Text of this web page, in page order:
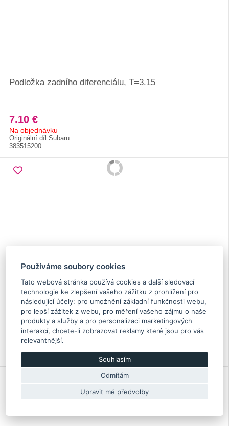
Používáme soubory cookies
Tato webová stránka používá cookies a další sledovací
technologie ke zlepšení vašeho zážitku z prohlížení pro
následující účely: pro umožnění základní funkčnosti webu,
pro lepší zážitek z webu, pro měření vašeho zájmu o naše
produkty a služby a pro personalizaci marketingových
interakcí,chcete-li zobrazovat reklamy které jsou pro vás
relevantnější.
Souhlasím
Odmítám
Upravit mé předvolby
Podložka zadního diferenciálu, T=3.15
7.10 €
Na objednávku
Originální díl Subaru
383515200
Podložka zadního diferenciálu, T=3.21
7.10 €
Na objednávku
Originální díl Subaru
383535200